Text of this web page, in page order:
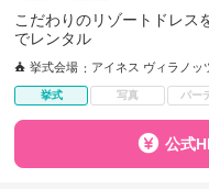
こだわりのリゾートドレス
でレンタル
挙式会場 アイネス ヴィラノッ
挙式 写真 パー
公式